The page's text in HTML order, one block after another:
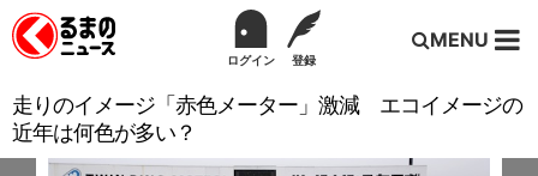
ログイン 登録
MENU
走りのイメージ「赤色メーター」激減 エコイメージの
近年は何色が多い？